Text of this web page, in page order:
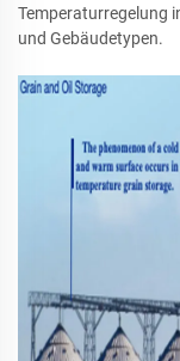
Temperaturregelung
und Gebäudetypen.